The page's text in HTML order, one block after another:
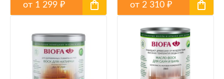
от 1 299 ₽ от2 310₽